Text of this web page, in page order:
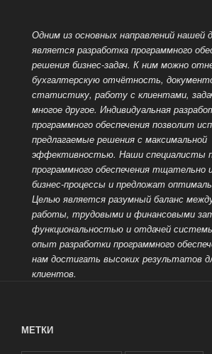
Одним из основных направлений нашей
является разработка программного
решения бизнес-задач. К ним можно
бухгалтерскую отчётность,
статистику, работу с клиентами,
многое другое. Индивидуальная
программного обеспечения позволит
предлагаемые решения с максимальной
эффективностью. Наши специалисты
программного обеспечения тщательно
бизнес-процессы и предложат
Целью является разумный баланс
работы, трудовыми и финансовыми
функциональностью и отдачей
опыт разработки программного
нам достигать высоких результатов
клиентов.
МЕТКИ